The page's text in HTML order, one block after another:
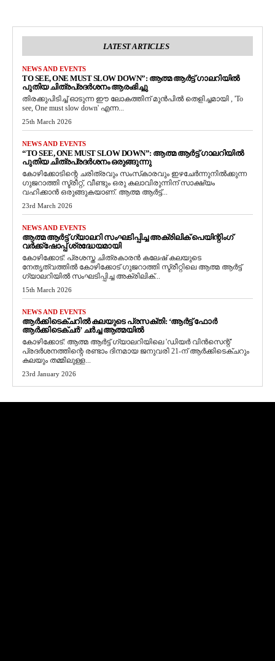
LATEST ARTICLES
NEWS AND EVENTS
TO SEE, ONE MUST SLOW DOWN”: ആത്മ ആർട്ട് ഗാലറിയിൽ
പുതിയ ചിത്രപ്രദർശനം ആരംഭിച്ചു
തിരക്കുപിടിച്ച് ഓടുന്ന ഈ ലോകത്തിന് മുൻപിൽ തെളിച്ചമായി , 'To
see, One must slow down' എന്ന...
25th March 2026
NEWS AND EVENTS
“TO SEE, ONE MUST SLOW DOWN”: ആത്മ ആർട്ട് ഗാലറിയിൽ
പുതിയ ചിത്രപ്രദർശനം ഒരുങ്ങുന്നു
കോഴിക്കോടിന്റെ ചരിത്രവും സംസ്‌കാരവും ഇഴചേർന്നുനിൽക്കുന്ന
ഗുജറാത്തി സ്ട്രീറ്റ്, വീണ്ടും ഒരു കലാവിരുന്നിന് സാക്ഷ്യം
വഹിക്കാൻ ഒരുങ്ങുകയാണ്. ആത്മ ആർട്ട്...
23rd March 2026
NEWS AND EVENTS
ആത്മ ആർട്ട് ഗ്യാലറി സംഘടിപ്പിച്ച അക്രിലിക് പെയിന്റിംഗ്
വർക്ക്‌ഷോപ്പ് ശ്രദ്ധേയമായി
കോഴിക്കോട്: പ്രശസ്ത ചിത്രകാരൻ കലേഷ് കലയുടെ
നേതൃത്വത്തിൽ കോഴിക്കോട് ഗുജറാത്തി സ്ട്രീറ്റിലെ ആത്മ ആർട്ട്
ഗ്യാലറിയിൽ സംഘടിപ്പിച്ച അക്രിലിക്...
15th March 2026
NEWS AND EVENTS
ആർക്കിടെക്ചറിൽ കലയുടെ പ്രസക്തി: ‘ആർട്ട് ഫോർ
ആർക്കിടെക്ചർ’ ചർച്ച ആത്മയിൽ
​കോഴിക്കോട്: ആത്മ ആർട്ട് ഗ്യാലറിയിലെ 'ഡിയർ വിൻസെന്റ്'
പ്രദർശനത്തിന്റെ രണ്ടാം ദിനമായ ജനുവരി 21-ന് ആർക്കിടെക്ചറും
കലയും തമ്മിലുള്ള...
23rd January 2026